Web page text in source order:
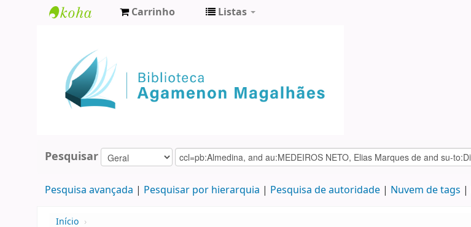
Agamenon
Magalhães
Carrinho Listas
Pesquisar
Pesquisa avançada Pesquisar por hierarquia Pesquisa de autoridade Nuvem de tags
Início ›